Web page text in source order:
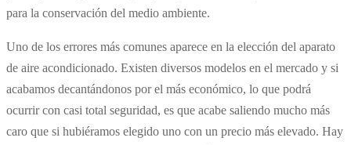
para la conservación del medio ambiente.
Uno de los errores más comunes aparece en la elección del aparato
de aire acondicionado. Existen diversos modelos en el mercado y si
acabamos decantándonos por el más económico, lo que podrá
ocurrir con casi total seguridad, es que acabe saliendo mucho más
caro que si hubiéramos elegido uno con un precio más elevado. Hay